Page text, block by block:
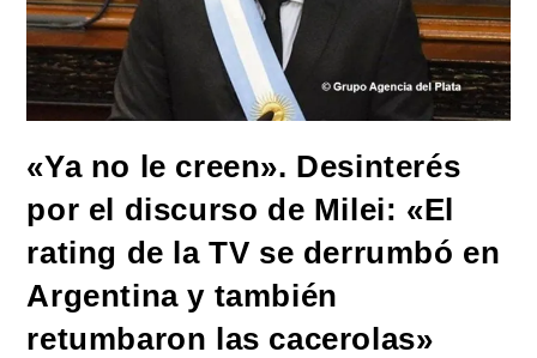
«Ya no le creen». Desinterés
por el discurso de Milei: «El
rating de la TV se derrumbó en
Argentina y también
retumbaron las cacerolas»